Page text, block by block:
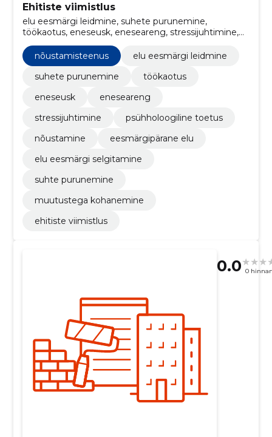
Ehitiste viimistlus
elu eesmärgi leidmine, suhete purunemine,
töökaotus, eneseusk, eneseareng, stressijuhtimine,
psühholoogiline toetus, nõustamine, eesmärgipärane
elu, elu eesmärgi selgitamine
nõustamisteenus
elu eesmärgi leidmine
suhete purunemine
töökaotus
eneseusk
eneseareng
stressijuhtimine
psühholoogiline toetus
nõustamine
eesmärgipärane elu
elu eesmärgi selgitamine
suhte purunemine
muutustega kohanemine
ehitiste viimistlus
0.0 0